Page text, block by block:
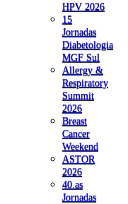
HPV 2026
15
Jornadas
Diabetologia
MGF Sul
Allergy &
Respiratory
Summit
2026
Breast
Cancer
Weekend
ASTOR
2026
40.as
Jornadas